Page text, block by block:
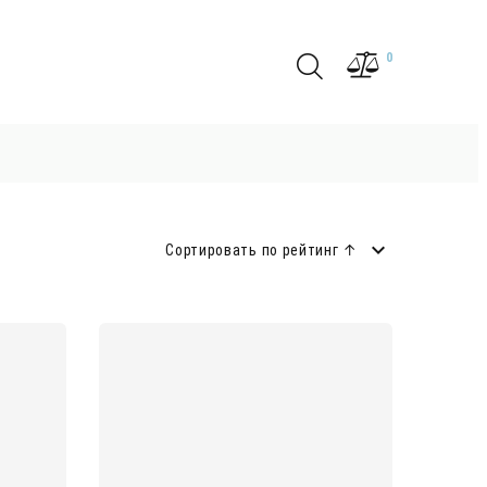
0
Сортировать по рейтинг ↑